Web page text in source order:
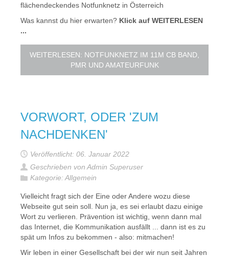
flächendeckendes Notfunknetz in Österreich
Was kannst du hier erwarten? Klick auf WEITERLESEN
...
WEITERLESEN: NOTFUNKNETZ IM 11M CB BAND,
PMR UND AMATEURFUNK
VORWORT, ODER 'ZUM
NACHDENKEN'
Veröffentlicht: 06. Januar 2022
Geschrieben von Admin Superuser
Kategorie:Allgemein
Vielleicht fragt sich der Eine oder Andere wozu diese
Webseite gut sein soll. Nun ja, es sei erlaubt dazu einige
Wort zu verlieren. Prävention ist wichtig, wenn dann mal
das Internet, die Kommunikation ausfällt ... dann ist es zu
spät um Infos zu bekommen - also: mitmachen!
Wir leben in einer Gesellschaft bei der wir nun seit Jahren